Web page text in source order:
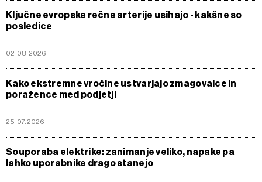
Ključne evropske rečne arterije usihajo - kakšne so
posledice
02.08.2026
Kako ekstremne vročine ustvarjajo zmagovalce in
poražence med podjetji
25.07.2026
Souporaba elektrike: zanimanje veliko, napake pa
lahko uporabnike drago stanejo